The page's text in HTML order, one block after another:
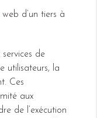
d’un tiers à
de
utilisateurs, la
Ces
aux
de l’exécution